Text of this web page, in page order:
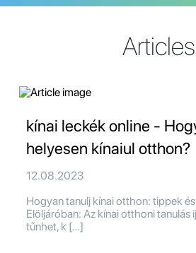
Articles
kínai leckék online -
helyesen kínaiul otthon?
12.08.2023
Hogyan tanulj kínai otthon: tippek
Elöljáróban: Az kínai otthoni tanulás
tűnhet, k […]